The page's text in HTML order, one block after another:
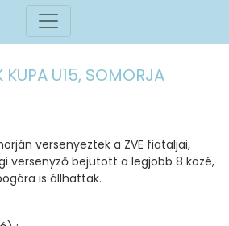
KUPA U15, SOMORJA
versenyeztek a ZVE fiataljai,
versenyző bejutott a legjobb 8 közé,
is állhattak.